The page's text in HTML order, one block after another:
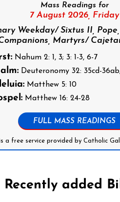
Mass Readings for
7 August 2026, Friday
Weekday/ Sixtus II,
Martyrs/
Nahum 2: 1, 3; 3: 1-3, 6-7
Deuteronomy 32: 35cd-36ab,
Matthew 5: 10
Matthew 16: 24-28
FULL MASS READINGS
a free service provided by Catholic
Recently added